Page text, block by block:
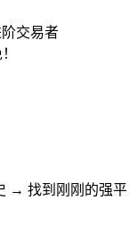
交易者
找到刚刚的强平